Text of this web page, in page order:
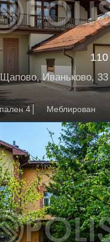
Иваньково, 33
4 Меблирован